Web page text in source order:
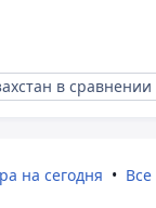
в сравнении
на сегодня Все